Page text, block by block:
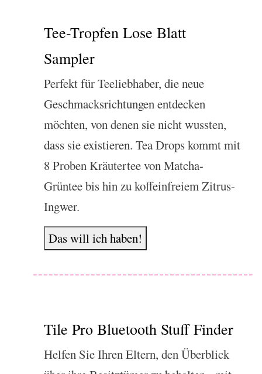
Tee-Tropfen Lose Blatt
Sampler
Perfekt für Teeliebhaber, die neue
Geschmacksrichtungen entdecken
möchten, von denen sie nicht wussten,
dass sie existieren. Tea Drops kommt mit
8 Proben Kräutertee von Matcha-
Grüntee bis hin zu koffeinfreiem Zitrus-
Ingwer.
Das will ich haben!
Tile Pro Bluetooth Stuff Finder
Helfen Sie Ihren Eltern, den Überblick